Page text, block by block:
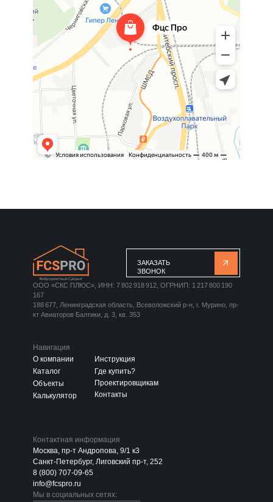
Навигация
О компании
Каталог
Объекты
Калькулятор
Инструкция
Где купить?
Проектировщикам
Контакты
Контактная информация
Москва, пр-т Андропова, 9/1 к3
Санкт-Петербург, Лиговский пр-т, 252
8 (800) 707-09-65
info@fcspro.ru
Мы в социальных сетях:
ЗАКАЗАТЬ
ЗВОНОК
ООО «СКС ПЛЮС», ИНН: 7 802 918 912, ОГРНИП: 1 217 800 190
167
188 677, Ленинградская область, Всеволожский р-н, г. Мурино, пр-
кт Авиаторов Балтики, д. 3, кв. 353